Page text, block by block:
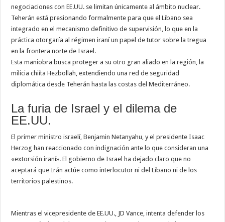
negociaciones con EE.UU. se limitan únicamente al ámbito nuclear.
Teherán está presionando formalmente para que el Líbano sea
integrado en el mecanismo definitivo de supervisión, lo que en la
práctica otorgaría al régimen iraní un papel de tutor sobre la tregua
en la frontera norte de Israel.
Esta maniobra busca proteger a su otro gran aliado en la región, la
milicia chiíta Hezbollah, extendiendo una red de seguridad
diplomática desde Teherán hasta las costas del Mediterráneo.
La furia de Israel y el dilema de
EE.UU.
El primer ministro israelí, Benjamin Netanyahu, y el presidente Isaac
Herzog han reaccionado con indignación ante lo que consideran una
«extorsión iraní». El gobierno de Israel ha dejado claro que no
aceptará que Irán actúe como interlocutor ni del Líbano ni de los
territorios palestinos.
Mientras el vicepresidente de EE.UU., JD Vance, intenta defender los